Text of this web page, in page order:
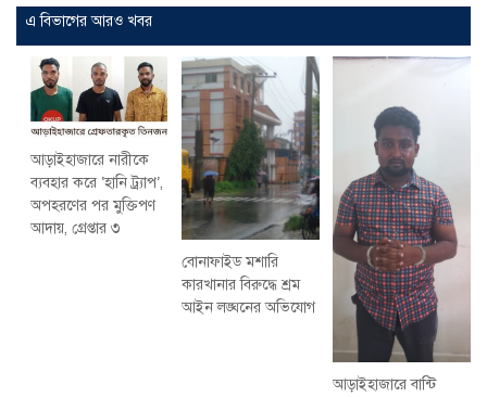
এ বিভাগের আরও খবর
আড়াইহাজারে নারীকে
ব্যবহার করে ‘হানি ট্র্যাপ’,
অপহরণের পর মুক্তিপণ
আদায়, গ্রেপ্তার ৩
বোনাফাইড মশারি
কারখানার বিরুদ্ধে শ্রম
আইন লঙ্ঘনের অভিযোগ
আড়াইহাজারে বান্টি